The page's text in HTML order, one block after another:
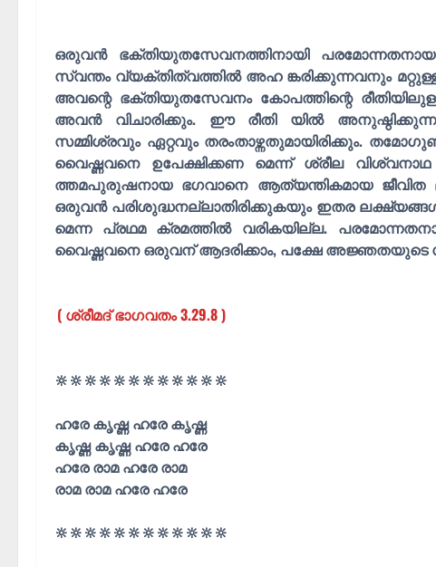
ഒരുവൻ ഭക്തിയുതസേവനത്തിനായി
സ്വന്തം വ്യക്തിത്വത്തിൽ അഹ ങ്കരിക്കുന്നവനും
അവന്റെ ഭക്തിയുതസേവനം കോപത്തിന്റെ
അവൻ വിചാരിക്കും. ഈ രീതി യിൽ
സമ്മിശ്രവും ഏറ്റവും തരംതാഴ്ന്നതുമായിരിക്കും.
വൈഷ്ണവനെ ഉപേക്ഷിക്കണ മെന്ന് ശ്രീല
ത്തമപുരുഷനായ ഭഗവാനെ ആത്യന്തികമായ ജീവിത
ഒരുവൻ പരിശുദ്ധനല്ലാതിരിക്കുകയും ഇതര
മെന്ന പ്രഥമ ക്രമത്തിൽ വരികയില്ല.
വൈഷ്ണവനെ ഒരുവന് ആദരിക്കാം, പക്ഷേ
( ശ്രീമദ് ഭാഗവതം 3.29.8 )
🔆🔆🔆🔆🔆🔆🔆🔆🔆🔆🔆🔆
ഹരേ കൃഷ്ണ ഹരേ കൃഷ്ണ
കൃഷ്ണ കൃഷ്ണ ഹരേ ഹരേ
ഹരേ രാമ ഹരേ രാമ
രാമ രാമ ഹരേ ഹരേ
🔆🔆🔆🔆🔆🔆🔆🔆🔆🔆🔆🔆